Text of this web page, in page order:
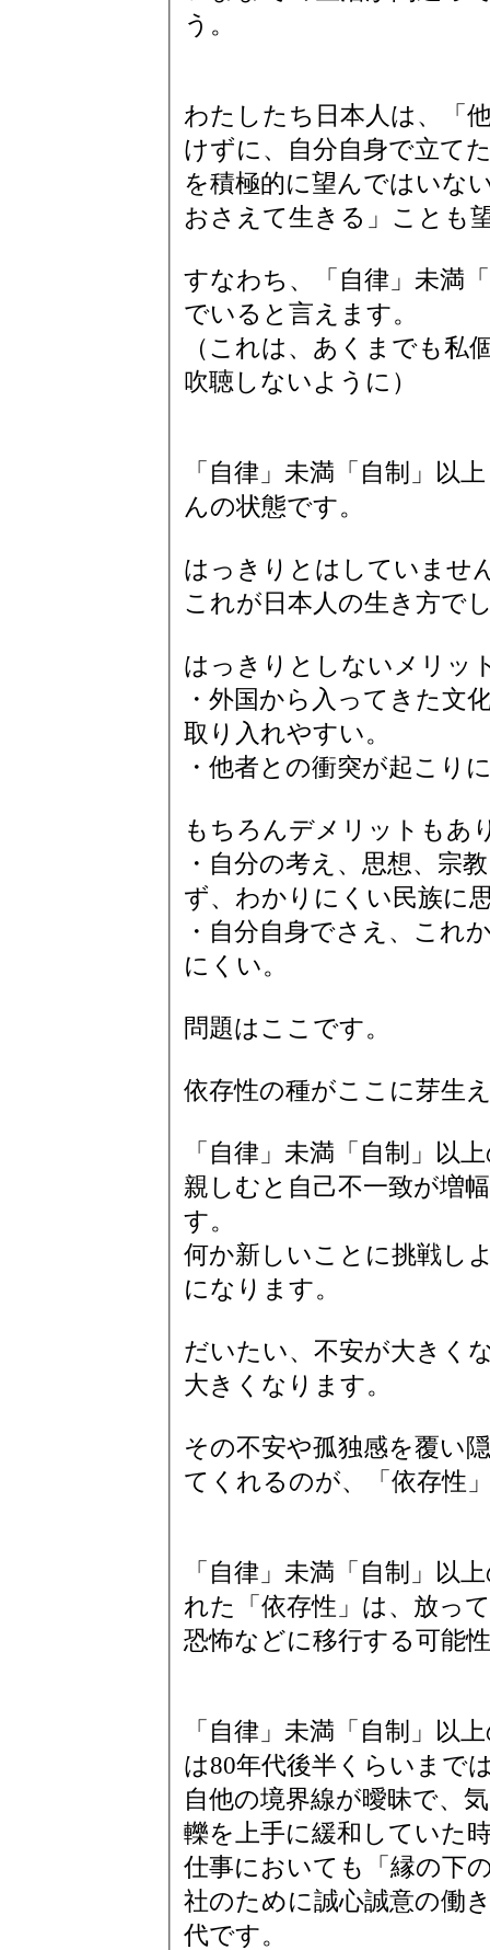
う。
わたしたち日本人は、「
けずに、自分自身で立て
を積極的に望んではいな
おさえて生きる」ことも
すなわち、「自律」未満
でいると言えます。
（これは、あくまでも私
吹聴しないように）
「自律」未満「自制」以
んの状態です。
はっきりとはしていませ
これが日本人の生き方で
はっきりとしないメリッ
・外国から入ってきた文
取り入れやすい。
・他者との衝突が起こり
もちろんデメリットもあ
・自分の考え、思想、宗
ず、わかりにくい民族に
・自分自身でさえ、これ
にくい。
問題はここです。
依存性の種がここに芽生
「自律」未満「自制」以
親しむと自己不一致が増
す。
何か新しいことに挑戦し
になります。
だいたい、不安が大きく
大きくなります。
その不安や孤独感を覆い
てくれるのが、「依存性
「自律」未満「自制」以
れた「依存性」は、放っ
恐怖などに移行する可能
「自律」未満「自制」以
は80年代後半くらいまで
自他の境界線が曖昧で、
轢を上手に緩和していた
仕事においても「縁の下
社のために誠心誠意の働
代です。